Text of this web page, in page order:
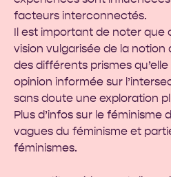
facteurs interconnectés.
Il est important de noter
vision vulgarisée de la notion
des différents prismes
opinion informée sur
sans doute une exploration
Plus d’infos sur le féminisme
vagues du féminisme et
féminismes.